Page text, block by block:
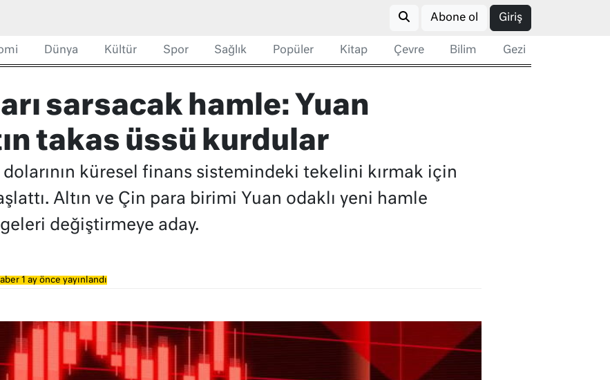
Abone ol Giriş
Dünya Kültür Spor Sağlık Popüler Kitap Çevre Bilim Gezi
sarsacak hamle: Yuan
takas üssü kurdular
küresel finans sistemindeki tekelini kırmak için
Altın ve Çin para birimi Yuan odaklı yeni hamle
değiştirmeye aday.
1 ay önce yayınlandı